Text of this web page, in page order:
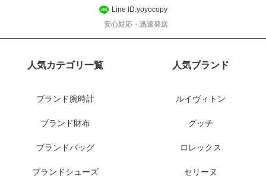
Line ID:yoyocopy
安心対応・迅速発送
人気カテゴリ一覧
ブランド腕時計
ブランド財布
ブランドバッグ
ブランドシューズ
人気ブランド
ルイヴィトン
グッチ
ロレックス
セリーヌ